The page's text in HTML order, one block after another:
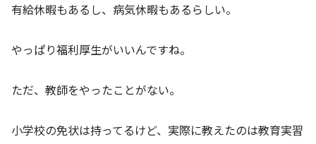
有給休暇もあるし、病気休暇もあるらしい。
やっぱり福利厚生がいいんですね。
ただ、教師をやったことがない。
小学校の免状は持ってるけど、実際に教えたのは教育実習